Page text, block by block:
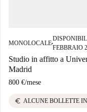
MONOLOCALE■
FEBBRAIO
Studio in affitto a
Madrid
800 €/mese
euro ALCUNE BOLLETTE